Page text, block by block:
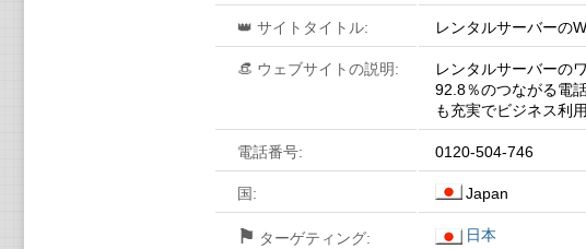
👑 サイトタイトル: レンタルサーバーの
👒 ウェブサイトの説明:
レンタルサーバーの
92.8％のつながる電
も充実でビジネス利
電話番号: 0120-504-746
国: Japan
⚑ ターゲティング: 日本